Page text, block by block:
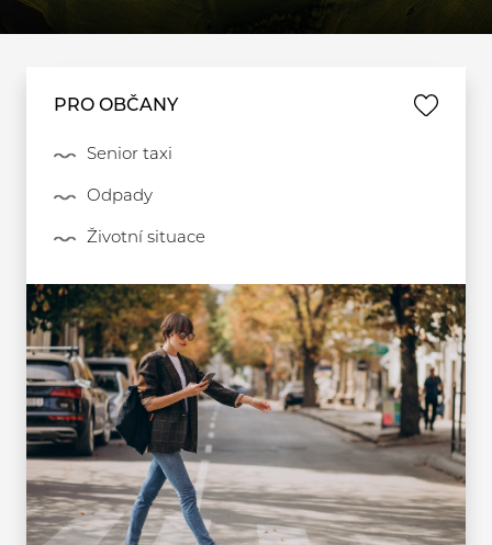
PRO OBČANY
Senior taxi
Odpady
Životní situace